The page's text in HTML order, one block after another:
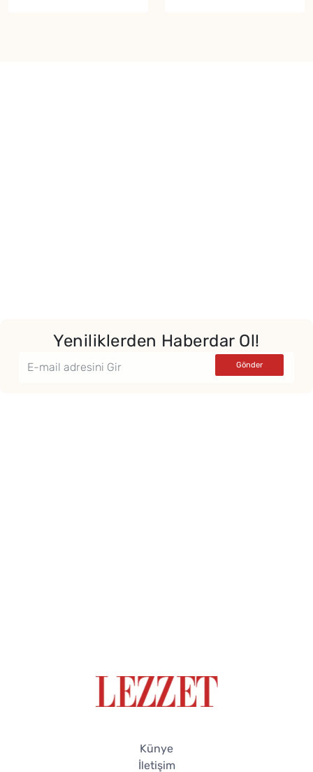
Yeniliklerden Haberdar Ol!
Künye
İletişim